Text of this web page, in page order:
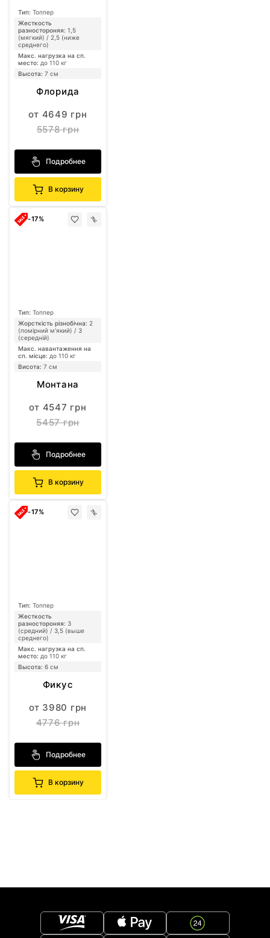
Тип: Топпер
Жесткость
разностороняя: 1,5
(мягкий) / 2,5 (ниже
среднего)
Макс. нагрузка на сп.
место: до 110 кг
Высота: 7 см
Флорида
от 4649 грн
5578 грн
Подробнее
В корзину
-17%
Тип: Топпер
Жорсткість різнобічна: 2
(помірний м'який) / 3
(середній)
Макс. навантаження на
сп. місце: до 110 кг
Висота: 7 см
Монтана
от 4547 грн
5457 грн
Подробнее
В корзину
-17%
Тип: Топпер
Жесткость
разностороняя: 3
(средний) / 3,5 (выше
среднего)
Макс. нагрузка на сп.
место: до 110 кг
Высота: 6 см
Фикус
от 3980 грн
4776 грн
Подробнее
В корзину